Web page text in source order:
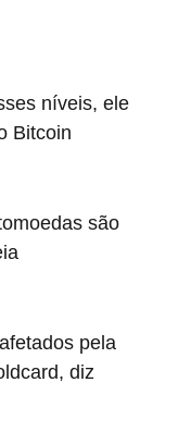
níveis, ele
Bitcoin
são
pela
diz